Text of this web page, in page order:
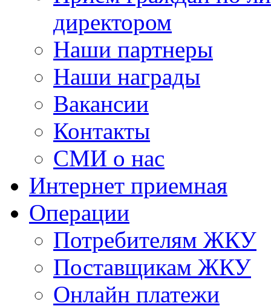
директором
Наши партнеры
Наши награды
Вакансии
Контакты
СМИ о нас
Интернет приемная
Операции
Потребителям ЖКУ
Поставщикам ЖКУ
Онлайн платежи